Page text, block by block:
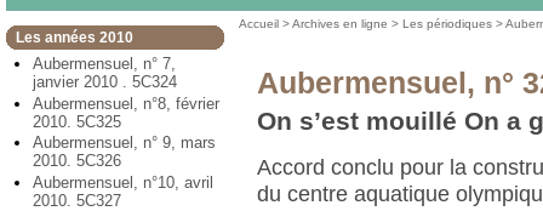
Les années 2010
Aubermensuel, n° 7,
janvier 2010 . 5C324
Aubermensuel, n°8, février
2010. 5C325
Aubermensuel, n° 9, mars
2010. 5C326
Aubermensuel, n°10, avril
2010. 5C327
Accueil >Archives en ligne >Les périodiques >
Aubermensuel, n°
On s’est mouillé On a
Accord conclu pour la
du centre aquatique